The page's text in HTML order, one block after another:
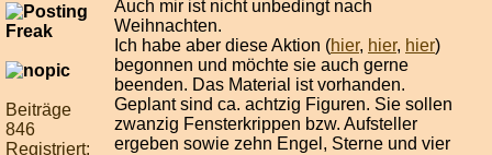
Beiträge
846
Registriert:
Auch mir ist nicht unbedingt nach
Weihnachten.
Ich habe aber diese Aktion (hier, hier, hier)
begonnen und möchte sie auch gerne
beenden. Das Material ist vorhanden.
Geplant sind ca. achtzig Figuren. Sie sollen
zwanzig Fensterkrippen bzw. Aufsteller
ergeben sowie zehn Engel, Sterne und vier